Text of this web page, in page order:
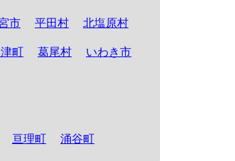
市 平田村 北塩原村
町 葛尾村 いわき市
亘理町 涌谷町